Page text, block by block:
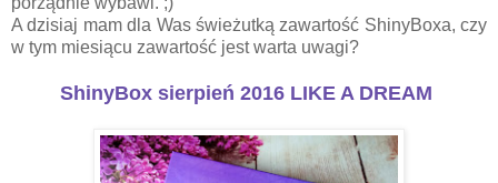
A dzisiaj mam dla Was świeżutką zawartość ShinyBoxa, czy
w tym miesiącu zawartość jest warta uwagi?
ShinyBox sierpień 2016 LIKE A DREAM